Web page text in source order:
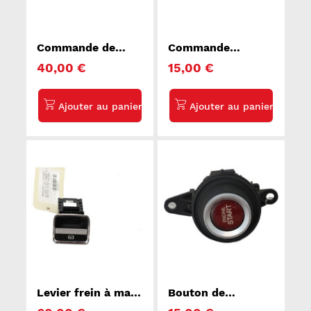
Commande de
PEUGEOT 3008 1
40,00 €
Commande
RENAULT MEGANE
15,00 €
Levier frein à main
Bouton de